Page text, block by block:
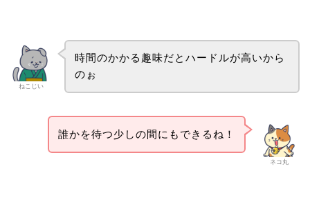
ねこじい
時間のかかる趣味だとハードルが高いから
のぉ
ネコ丸
誰かを待つ少しの間にもできるね！